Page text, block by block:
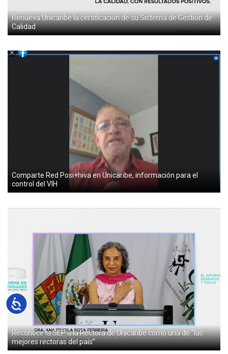
Accesibilidad
Renueva Unicaribe la certificación de su Sistema de Gestión de
Calidad
Comparte Red Posi+hiva en Unicaribe, información para el
control del VIH
Reconoce la SEP a la Rectora de Unicaribe como una de “las
mejores rectoras del país”